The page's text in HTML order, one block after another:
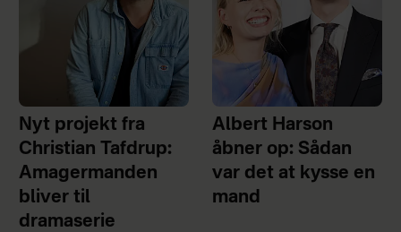
Nyt projekt fra
Christian Tafdrup:
Amagermanden
bliver til
dramaserie
Albert Harson
åbner op: Sådan
var det at kysse en
mand